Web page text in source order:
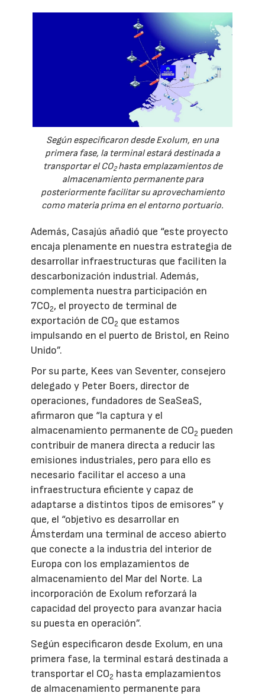
Según especificaron desde Exolum, en una
primera fase, la terminal estará destinada a
transportar el CO2hasta emplazamientos de
almacenamiento permanente para
posteriormente facilitar su aprovechamiento
como materia prima en el entorno portuario.
Además, Casajús añadió que “este proyecto
encaja plenamente en nuestra estrategia de
desarrollar infraestructuras que faciliten la
descarbonización industrial. Además,
complementa nuestra participación en
7CO2, el proyecto de terminal de
exportación de CO2 que estamos
impulsando en el puerto de Bristol, en Reino
Unido”.
Por su parte, Kees van Seventer, consejero
delegado y Peter Boers, director de
operaciones, fundadores de SeaSeaS,
afirmaron que “la captura y el
almacenamiento permanente de CO2 pueden
contribuir de manera directa a reducir las
emisiones industriales, pero para ello es
necesario facilitar el acceso a una
infraestructura eficiente y capaz de
adaptarse a distintos tipos de emisores” y
que, el “objetivo es desarrollar en
Ámsterdam una terminal de acceso abierto
que conecte a la industria del interior de
Europa con los emplazamientos de
almacenamiento del Mar del Norte. La
incorporación de Exolum reforzará la
capacidad del proyecto para avanzar hacia
su puesta en operación”.
Según especificaron desde Exolum, en una
primera fase, la terminal estará destinada a
transportar el CO2 hasta emplazamientos
de almacenamiento permanente para